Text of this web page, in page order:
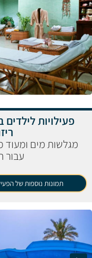
פעילויות לילדים
מגלשות מים
עבור
תמונות נוספות של